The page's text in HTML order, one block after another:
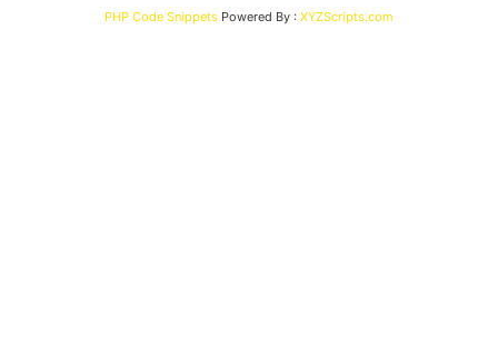
PHP Code Snippets Powered By : XYZScripts.com